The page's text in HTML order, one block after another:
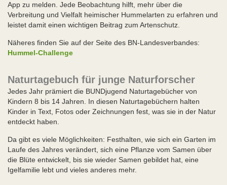
App zu melden. Jede Beobachtung hilft, mehr über die
Verbreitung und Vielfalt heimischer Hummelarten zu erfahren und
leistet damit einen wichtigen Beitrag zum Artenschutz.
Näheres finden Sie auf der Seite des BN-Landesverbandes:
Hummel-Challenge
Naturtagebuch für junge Naturforscher
Jedes Jahr prämiert die BUNDjugend Naturtagebücher von
Kindern 8 bis 14 Jahren. In diesen Naturtagebüchern halten
Kinder in Text, Fotos oder Zeichnungen fest, was sie in der Natur
entdeckt haben.
Da gibt es viele Möglichkeiten: Festhalten, wie sich ein Garten im
Laufe des Jahres verändert, sich eine Pflanze vom Samen über
die Blüte entwickelt, bis sie wieder Samen gebildet hat, eine
Igelfamilie lebt und vieles anderes mehr.